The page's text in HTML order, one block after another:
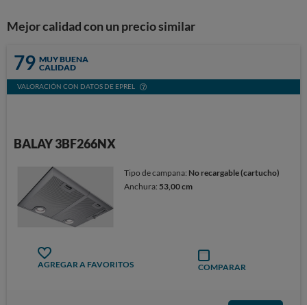
Mejor calidad con un precio similar
79 MUY BUENA
CALIDAD
VALORACIÓN CON DATOS DE EPREL
BALAY 3BF266NX
Tipo de campana: No recargable (cartucho)
Anchura: 53,00 cm
AGREGAR A FAVORITOS COMPARAR